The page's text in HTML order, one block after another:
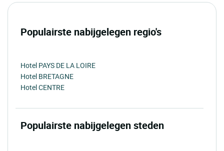
Populairste nabijgelegen regio's
Hotel PAYS DE LA LOIRE
Hotel BRETAGNE
Hotel CENTRE
Populairste nabijgelegen steden